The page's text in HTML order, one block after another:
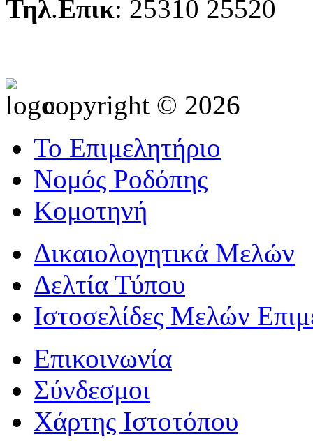
Τηλ.Επικ: 25310 25520
copyright © 2026
Το Επιμελητήριο
Νομός Ροδόπης
Κομοτηνή
Δικαιολογητικά Μελών
Δελτία Τύπου
Ιστοσελίδες Μελών
Επικοινωνία
Σύνδεσμοι
Χάρτης Ιστοτόπου